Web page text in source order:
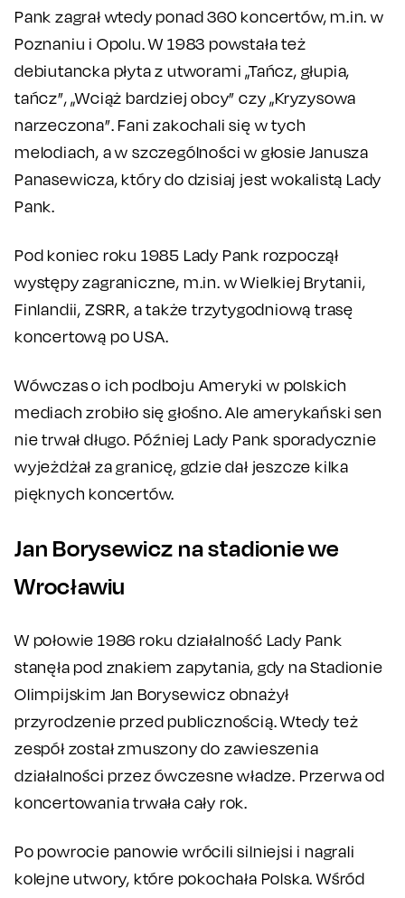
Pank zagrał wtedy ponad 360 koncertów, m.in. w
Poznaniu i Opolu. W 1983 powstała też
debiutancka płyta z utworami „Tańcz, głupia,
tańcz”, „Wciąż bardziej obcy” czy „Kryzysowa
narzeczona”. Fani zakochali się w tych
melodiach, a w szczególności w głosie Janusza
Panasewicza, który do dzisiaj jest wokalistą Lady
Pank.
Pod koniec roku 1985 Lady Pank rozpoczął
występy zagraniczne, m.in. w Wielkiej Brytanii,
Finlandii, ZSRR, a także trzytygodniową trasę
koncertową po USA.
Wówczas o ich podboju Ameryki w polskich
mediach zrobiło się głośno. Ale amerykański sen
nie trwał długo. Później Lady Pank sporadycznie
wyjeżdżał za granicę, gdzie dał jeszcze kilka
pięknych koncertów.
Jan Borysewicz na stadionie we
Wrocławiu
W połowie 1986 roku działalność Lady Pank
stanęła pod znakiem zapytania, gdy na Stadionie
Olimpijskim Jan Borysewicz obnażył
przyrodzenie przed publicznością. Wtedy też
zespół został zmuszony do zawieszenia
działalności przez ówczesne władze. Przerwa od
koncertowania trwała cały rok.
Po powrocie panowie wrócili silniejsi i nagrali
kolejne utwory, które pokochała Polska. Wśród